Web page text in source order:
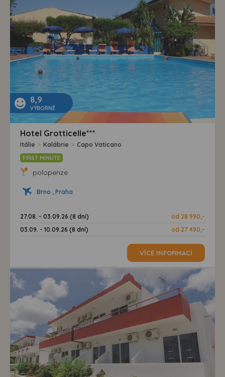
8,9
VÝBORNÉ
Hotel Grotticelle***
Itálie > Kalábrie > Capo Vaticano
FIRST MINUTE
polopenze
Brno , Praha
27.08. - 03.09.26 (8 dní)
od 28 990,-
03.09. - 10.09.26 (8 dní)
od 27 490,-
VÍCE INFORMACÍ